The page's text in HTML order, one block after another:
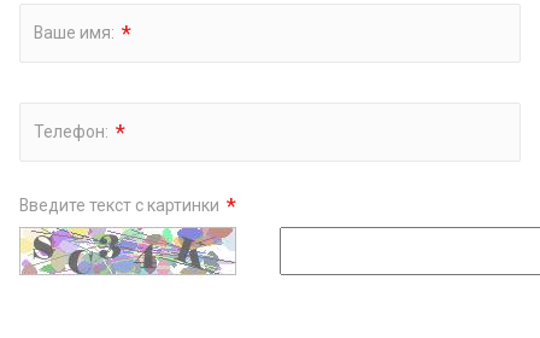
Ваше имя: *
Телефон: *
Введите текст с картинки *